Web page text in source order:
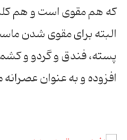
که هم مقوی است و هم
البته برای مقوی شدن
پسته، فندق و گردو و
افزوده و به عنوان